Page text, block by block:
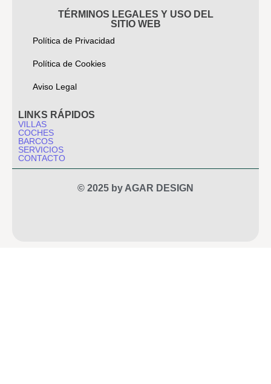
TÉRMINOS LEGALES Y USO DEL
SITIO WEB
Política de Privacidad
Política de Cookies
Aviso Legal
LINKS RÁPIDOS
VILLAS
COCHES
BARCOS
SERVICIOS
CONTACTO
© 2025 by AGAR DESIGN